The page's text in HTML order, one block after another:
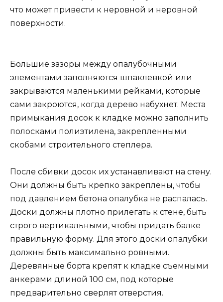
что может привести к неровной и неровной
поверхности.
Большие зазоры между опалубочными
элементами заполняются шпаклевкой или
закрываются маленькими рейками, которые
сами закроются, когда дерево набухнет. Места
примыкания досок к кладке можно заполнить
полосками полиэтилена, закрепленными
скобами строительного степлера.
После сбивки досок их устанавливают на стену.
Они должны быть крепко закреплены, чтобы
под давлением бетона опалубка не распалась.
Доски должны плотно прилегать к стене, быть
строго вертикальными, чтобы придать балке
правильную форму. Для этого доски опалубки
должны быть максимально ровными.
Деревянные борта крепят к кладке съемными
анкерами длиной 100 см, под которые
предварительно сверлят отверстия.